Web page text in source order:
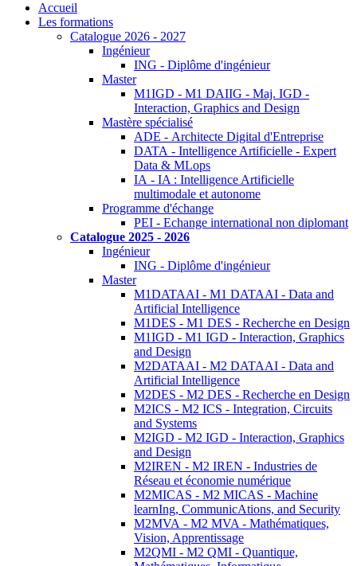
Accueil
Les formations
Catalogue 2026 - 2027
Ingénieur
ING - Diplôme d'ingénieur
Master
M1IGD - M1 DAIIG - Maj. IGD -
Interaction, Graphics and Design
Mastère spécialisé
ADE - Architecte Digital d'Entreprise
DATA - Intelligence Artificielle - Expert
Data & MLops
IA - IA : Intelligence Artificielle
multimodale et autonome
Programme d'échange
PEI - Echange international non diplomant
Catalogue 2025 - 2026
Ingénieur
ING - Diplôme d'ingénieur
Master
M1DATAAI - M1 DATAAI - Data and
Artificial Intelligence
M1DES - M1 DES - Recherche en Design
M1IGD - M1 IGD - Interaction, Graphics
and Design
M2DATAAI - M2 DATAAI - Data and
Artificial Intelligence
M2DES - M2 DES - Recherche en Design
M2ICS - M2 ICS - Integration, Circuits
and Systems
M2IGD - M2 IGD - Interaction, Graphics
and Design
M2IREN - M2 IREN - Industries de
Réseau et économie numérique
M2MICAS - M2 MICAS - Machine
learnIng, CommunicAtions, and Security
M2MVA - M2 MVA - Mathématiques,
Vision, Apprentissage
M2QMI - M2 QMI - Quantique,